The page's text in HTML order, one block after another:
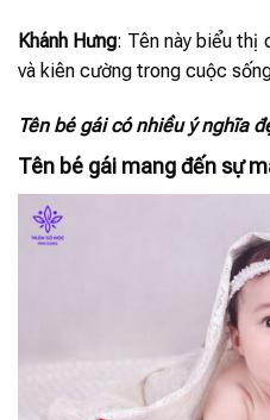
Khánh Hưng: Tên này biểu thị
và kiên cường trong cuộc
Tên bé gái có nhiều ý nghĩa
Tên bé gái mang đến sự